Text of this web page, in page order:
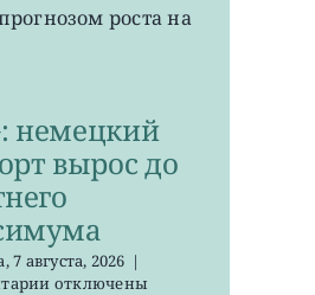
роста на
немецкий
вырос до
7 августа, 2026 |
котключены